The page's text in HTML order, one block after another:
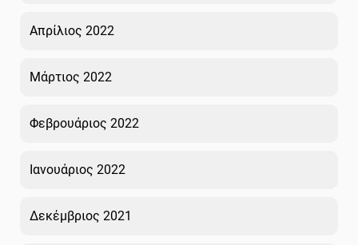
Απρίλιος 2022
Μάρτιος 2022
Φεβρουάριος 2022
Ιανουάριος 2022
Δεκέμβριος 2021